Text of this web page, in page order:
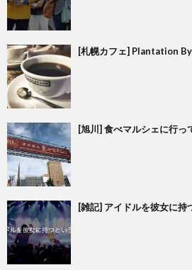
[札幌カフェ] Plantation
[旭川] 食べマルシェに行っ
[雑記] アイドルを彼女に持